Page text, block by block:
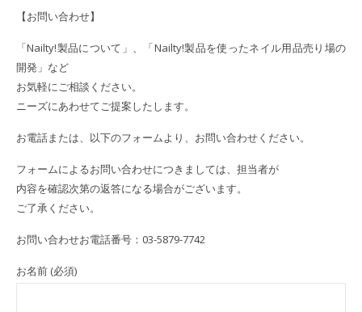
【お問い合わせ】
「Nailty!製品について」、「Nailty!製品を使ったネイル用品売り場の
開発」など
お気軽にご相談ください。
ニーズにあわせてご提案したします。
お電話または、以下のフォームより、お問い合わせください。
フォームによるお問い合わせにつきましては、担当者が
内容を確認次第の返答になる場合がございます。
ご了承ください。
お問い合わせお電話番号：03-5879-7742
お名前 (必須)